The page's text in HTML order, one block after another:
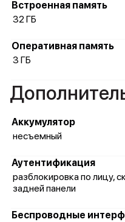
Встроенная память
32 ГБ
Оперативная память
3 ГБ
Аккумулятор
несъемный
Аутентификация
разблокировка по лицу,
задней панели
Беспроводные